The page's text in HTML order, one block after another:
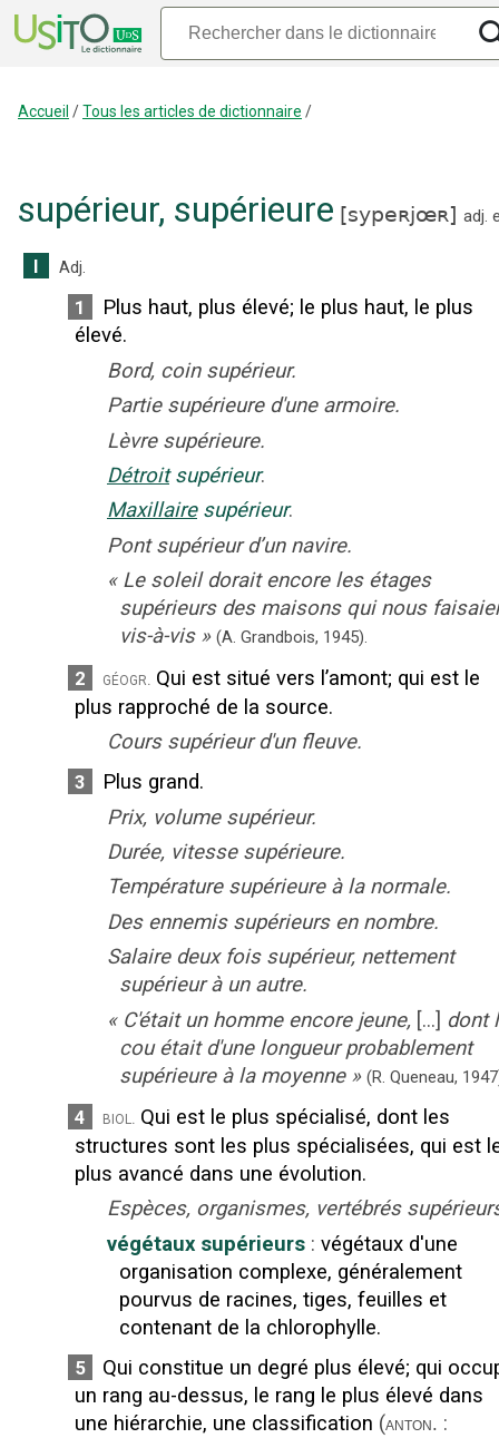
Accueil /Tous les articles de dictionnaire /
supérieur, supérieure [sypeʀjœʀ] adj.
I Adj.
1 Plus haut, plus élevé; le plus haut, le plus
élevé.
Bord, coin supérieur.
Partie supérieure d'une armoire.
Lèvre supérieure.
Détroit supérieur.
Maxillaire supérieur.
Pont supérieur d’un navire.
« Le soleil dorait encore les étages
supérieurs des maisons qui nous
vis-à-vis » (A. Grandbois, 1945).
2 géogr. Qui est situé vers l’amont; qui est le
plus rapproché de la source.
Cours supérieur d'un fleuve.
3
Plus grand.
Prix, volume supérieur.
Durée, vitesse supérieure.
Température supérieure à la normale.
Des ennemis supérieurs en nombre.
Salaire deux fois supérieur, nettement
supérieur à un autre.
« C'était un homme encore jeune, [...] dont
cou était d'une longueur probablement
supérieure à la moyenne » (R. Queneau, 1947
4 biol. Qui est le plus spécialisé, dont les
structures sont les plus spécialisées, qui est
plus avancé dans une évolution.
Espèces, organismes, vertébrés
végétaux supérieurs : végétaux d'une
organisation complexe, généralement
pourvus de racines, tiges, feuilles et
contenant de la chlorophylle.
5 Qui constitue un degré plus élevé; qui
un rang au-dessus, le rang le plus élevé dans
une hiérarchie, une classification (anton. :